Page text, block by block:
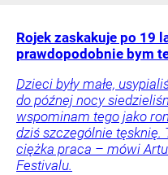
Rojek zaskakuje po 19
prawdopodobnie bym
Dzieci były małe,
do późnej nocy
wspominam tego jako
dziś szczególnie tęsknię.
ciężka praca – mówi
Festivalu.